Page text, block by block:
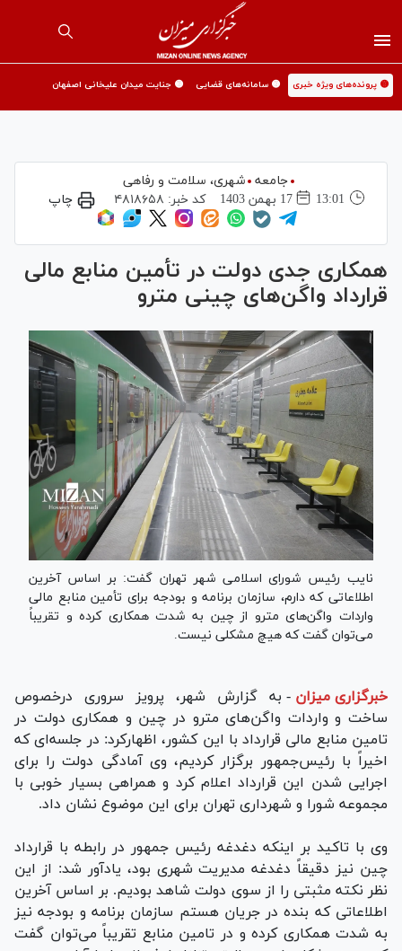
🟡 پرونده‌های ویژه خبری 🟡 سامانه‌های قضایی 🟡 جنایت میدان علیخانی اصفهان
جامعه
شهری،‌ سلامت و رفاهی
13:01
17 بهمن 1403 کد خبر: ۴۸۱۸۶۵۸ چاپ
همکاری جدی دولت در تأمین منابع مالی
قرارداد واگن‌های چینی مترو
نایب رئیس شورای اسلامی شهر تهران گفت: بر اساس آخرین
اطلاعاتی که دارم، سازمان برنامه و بودجه برای تأمین منابع مالی
واردات واگن‌های مترو از چین به شدت همکاری کرده و تقریباً
می‌توان گفت که هیچ مشکلی نیست.
خبرگزاری میزان - به گزارش شهر، پرویز سروری درخصوص
ساخت و واردات واگن‌های مترو در چین و همکاری دولت در
تامین منابع مالی قرارداد با این کشور، اظهارکرد: در جلسه‌ای که
اخیراً با رئیس‌جمهور برگزار کردیم، وی آمادگی دولت را برای
اجرایی شدن این قرارداد اعلام کرد و همراهی بسیار خوبی با
مجموعه شورا و شهرداری تهران برای این موضوع نشان داد.
وی با تاکید بر اینکه دغدغه رئیس جمهور در رابطه با قرارداد
چین نیز دقیقاً دغدغه مدیریت شهری بود، یادآور شد: از این
نظر نکته مثبتی را از سوی دولت شاهد بودیم. بر اساس آخرین
اطلاعاتی که بنده در جریان هستم سازمان برنامه و بودجه نیز
به شدت همکاری کرده و در تامین منابع تقریباً می‌توان گفت